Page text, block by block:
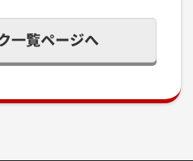
一覧ページへ